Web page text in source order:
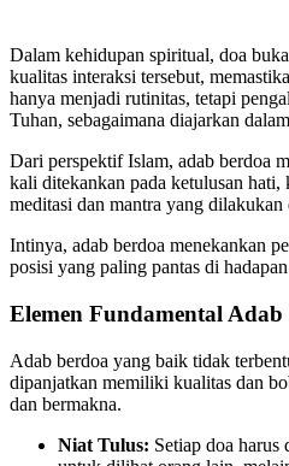
Dalam kehidupan spiritual, doa
kualitas interaksi tersebut,
hanya menjadi rutinitas, tetapi
Tuhan, sebagaimana diajarkan
Dari perspektif Islam, adab berdoa
kali ditekankan pada ketulusan
meditasi dan mantra yang
Intinya, adab berdoa menekankan
posisi yang paling pantas di
Elemen Fundamental Adab
Adab berdoa yang baik tidak
dipanjatkan memiliki kualitas dan
dan bermakna.
Niat Tulus: Setiap doa